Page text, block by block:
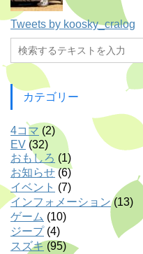
Tweets by koosky_cralog
カテゴリー
4コマ (2)
EV (32)
おもしろ (1)
お知らせ(6)
イベント (7)
インフォメーション(13)
ゲーム (10)
ジープ(4)
スズキ (95)